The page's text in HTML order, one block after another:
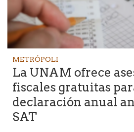
METRÓPOLI
La UNAM ofrece
fiscales gratuitas
declaración anual
SAT